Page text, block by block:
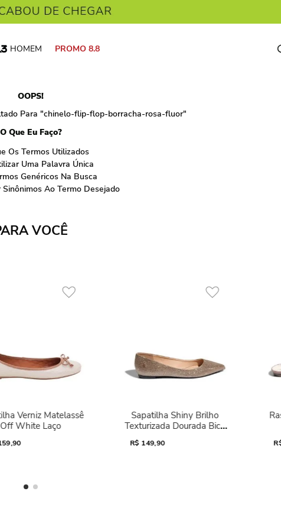
HOMEM PROMO 8.8 O que você está
OOPS!
Para "chinelo-flip-flop-borracha-rosa-fluor"
O Que Eu Faço?
Os Termos Utilizados
Uma Palavra Única
Genéricos Na Busca
Ao Termo Desejado
VOCÊ
Verniz Matelassê
Off White Laço
Sapatilha Shiny Brilho
Texturizada Dourada Bico
R$ 149,90